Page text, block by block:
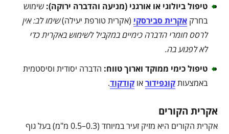
טיפול ביולוגי או אורגני (מניעה והדברה ירוקה): שימוש
בחרקאקרית סבירסקי (אקרית טורפת יעילה)שימו לב: אין
לרסס חומרי הדברה כימיים במקביל לשימוש באקרית כדי
לא לפגוע בה.
טיפול כימי ממוקד וארוך טווח: הדברה יסודית וסיסטמית
באמצעותקונפידוראוקודקוד.
אקרית הקורים
אקרית הקורים היא מזיק זעיר במיוחד (0.3–0.5 מ"מ) בעל גוף